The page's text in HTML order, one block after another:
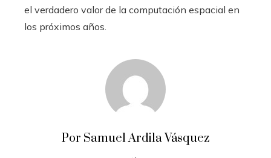
el verdadero valor de la computación espacial en
los próximos años.
Por Samuel Ardila Vásquez